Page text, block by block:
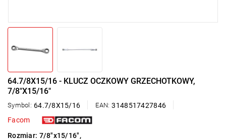
64.7/8X15/16 - KLUCZ OCZKOWY GRZECHOTKOWY,
7/8"X15/16"
Symbol: 64.7/8X15/16 EAN: 3148517427846
Facom
Rozmiar: 7/8"x15/16",